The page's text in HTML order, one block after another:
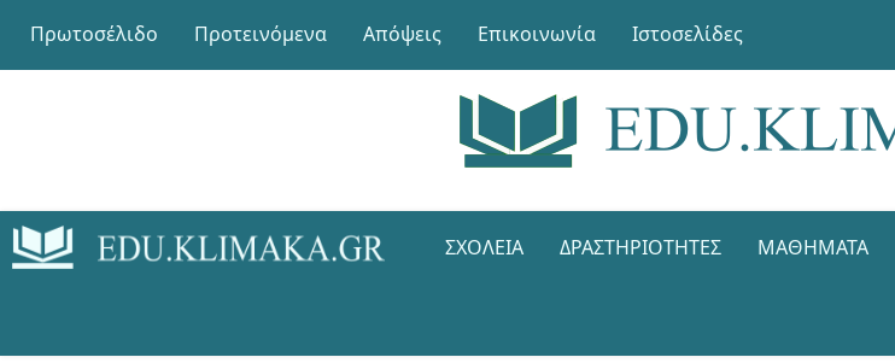
Πρωτοσέλιδο Προτεινόμενα Απόψεις Επικοινωνία Ιστοσελίδες
ΣΧΟΛΕΊΑ ΔΡΑΣΤΗΡΙΌΤΗΤΕΣ ΜΑΘΉΜΑΤΑ